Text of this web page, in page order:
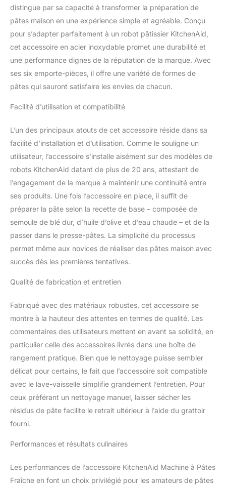
rigatoni, fusilli, ou encore
macaronis petits ou
grands, Fil coupe-pâte
intégré : Pour une
maîtrise totale de la
longueur des pâtes
Brosse de nettoyage en
faciliter l’élimination de la
pâte sur la machine à
emporte-pièces
(spaghettis, bocatini,
rigatoni, fusilli, ou
macaronis petits ou
grands), brosse de
nettoyage, poussoir et
coffret de rangement à
päte.
distingue par sa capacité à transformer la préparation de
pâtes maison en une expérience simple et agréable. Conçu
pour s’adapter parfaitement à un robot pâtissier KitchenAid,
cet accessoire en acier inoxydable promet une durabilité et
une performance dignes de la réputation de la marque. Avec
ses six emporte-pièces, il offre une variété de formes de
pâtes qui sauront satisfaire les envies de chacun.
Facilité d’utilisation et compatibilité
L’un des principaux atouts de cet accessoire réside dans sa
facilité d’installation et d’utilisation. Comme le souligne un
utilisateur, l’accessoire s’installe aisément sur des modèles de
robots KitchenAid datant de plus de 20 ans, attestant de
l’engagement de la marque à maintenir une continuité entre
ses produits. Une fois l’accessoire en place, il suffit de
préparer la pâte selon la recette de base – composée de
semoule de blé dur, d’huile d’olive et d’eau chaude – et de la
passer dans le presse-pâtes. La simplicité du processus
permet même aux novices de réaliser des pâtes maison avec
succès dès les premières tentatives.
Qualité de fabrication et entretien
Fabriqué avec des matériaux robustes, cet accessoire se
montre à la hauteur des attentes en termes de qualité. Les
commentaires des utilisateurs mettent en avant sa solidité, en
particulier celle des accessoires livrés dans une boîte de
rangement pratique. Bien que le nettoyage puisse sembler
délicat pour certains, le fait que l’accessoire soit compatible
avec le lave-vaisselle simplifie grandement l’entretien. Pour
ceux préférant un nettoyage manuel, laisser sécher les
résidus de pâte facilite le retrait ultérieur à l’aide du grattoir
fourni.
Performances et résultats culinaires
Les performances de l’accessoire KitchenAid Machine à Pâtes
Fraîche en font un choix privilégié pour les amateurs de pâtes